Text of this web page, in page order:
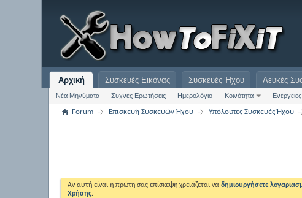
Αρχική
Νέα Μηνύματα Συχνές Ερωτήσεις Ημερολόγιο Κοινότητα
Συσκευές Εικόνας Συσκευές Ήχου Λευκές
Forum Επισκευή Συσκευών Ήχου Υπόλοιπες Συσκευές Ήχου
Αν αυτή είναι η πρώτη σας επίσκεψη χρειάζεται ναδημιουργήσετε
Χρήσης.